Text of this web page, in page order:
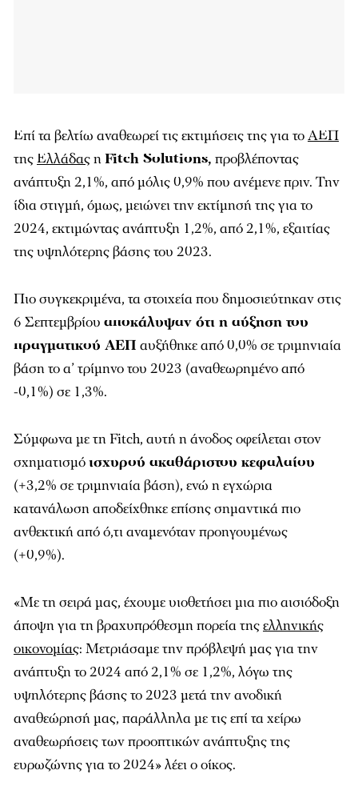
Επί τα βελτίω αναθεωρεί τις εκτιμήσεις της για τοΑΕΠ
τηςΕλλάδαςηFitch Solutions, προβλέποντας
ανάπτυξη 2,1%, από μόλις 0,9% που ανέμενε πριν. Την
ίδια στιγμή, όμως, μειώνει την εκτίμησή της για το
2024, εκτιμώντας ανάπτυξη 1,2%, από 2,1%, εξαιτίας
της υψηλότερης βάσης του 2023.
Πιο συγκεκριμένα, τα στοιχεία που δημοσιεύτηκαν στις
6 Σεπτεμβρίου αποκάλυψαν ότι η αύξηση του
πραγματικού ΑΕΠ αυξήθηκε από 0,0% σε τριμηνιαία
βάση το α’ τρίμηνο του 2023 (αναθεωρημένο από
-0,1%) σε 1,3%.
Σύμφωνα με τη Fitch, αυτή η άνοδος οφείλεται στον
σχηματισμόισχυρού ακαθάριστου κεφαλαίου
(+3,2% σε τριμηνιαία βάση), ενώ η εγχώρια
κατανάλωση αποδείχθηκε επίσης σημαντικά πιο
ανθεκτική από ό,τι αναμενόταν προηγουμένως
(+0,9%).
«Με τη σειρά μας, έχουμε υιοθετήσει μια πιο αισιόδοξη
άποψη για τη βραχυπρόθεσμη πορεία τηςελληνικής
οικονομίας: Μετριάσαμε την πρόβλεψή μας για την
ανάπτυξη το 2024 από 2,1% σε 1,2%, λόγω της
υψηλότερης βάσης το 2023 μετά την ανοδική
αναθεώρησή μας, παράλληλα με τις επί τα χείρω
αναθεωρήσεις των προοπτικών ανάπτυξης της
ευρωζώνης για το 2024» λέει ο οίκος.